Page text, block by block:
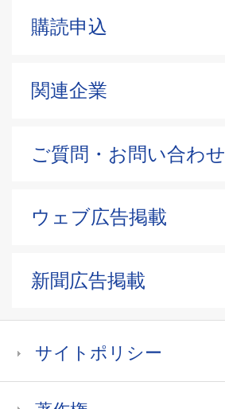
購読申込
関連企業
ご質問・お問い合わせ
ウェブ広告掲載
新聞広告掲載
サイトポリシー